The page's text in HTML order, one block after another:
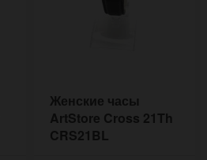
Женские часы
ArtStore Cross 21Th
CRS21BL